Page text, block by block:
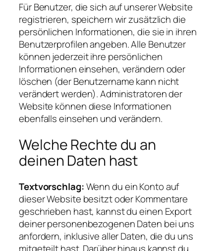
Für Benutzer, die sich auf unserer Website
registrieren, speichern wir zusätzlich die
persönlichen Informationen, die sie in ihren
Benutzerprofilen angeben. Alle Benutzer
können jederzeit ihre persönlichen
Informationen einsehen, verändern oder
löschen (der Benutzername kann nicht
verändert werden). Administratoren der
Website können diese Informationen
ebenfalls einsehen und verändern.
Welche Rechte du an
deinen Daten hast
Textvorschlag:Wenn du ein Konto auf
dieser Website besitzt oder Kommentare
geschrieben hast, kannst du einen Export
deiner personenbezogenen Daten bei uns
anfordern, inklusive aller Daten, die du uns
mitgeteilt hast. Darüber hinaus kannst du